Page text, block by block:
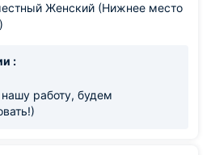
Женский (Нижнее место
:
работу, будем